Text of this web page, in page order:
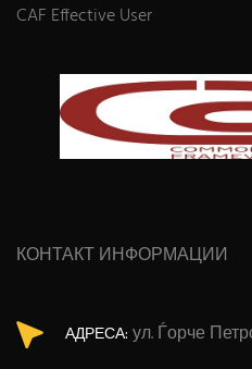
CAF Effective User
КОНТАКТ ИНФОРМАЦИИ
АДРЕСА: ул. Ѓорче